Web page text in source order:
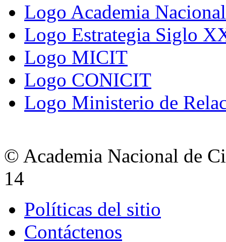
Logo Academia
Logo Estrategia Siglo
Logo MICIT
Logo CONICIT
Logo Ministerio de
© Academia Nacional de
14
Políticas del sitio
Contáctenos